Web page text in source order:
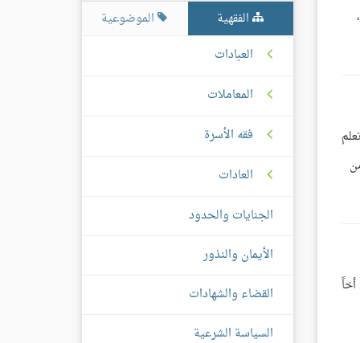
الفقهية
الموضوعية
العبادات
المعاملات
فقه الأسرة
العادات
الجنايات والحدود
الأيمان والنذور
القضاء والشهادات
السياسة الشرعية